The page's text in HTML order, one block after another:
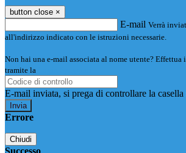
button close ×
E-mail Verrà
all'indirizzo indicato con le istruzioni necessarie.
Non hai una e-mail associata al nome utente? Effettua
tramite la
E-mail inviata, si prega di controllare la
Errore
Chiudi